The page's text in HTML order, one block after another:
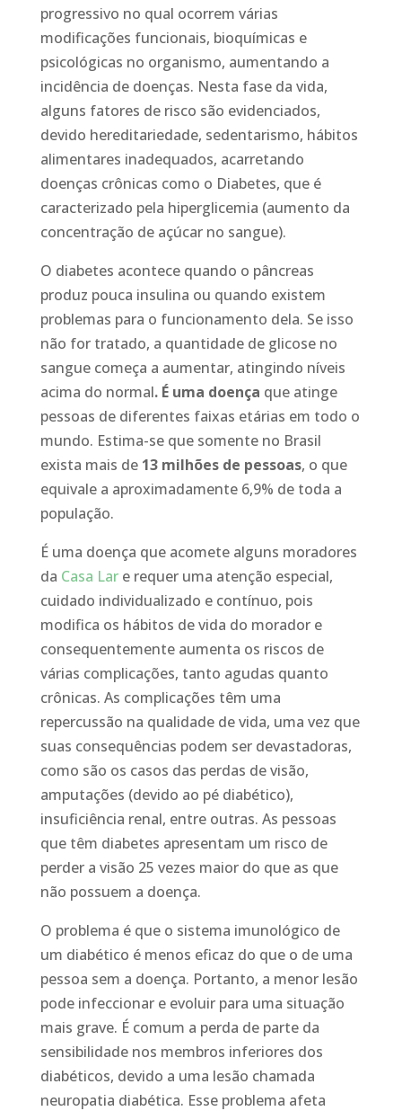
progressivo no qual ocorrem várias
modificações funcionais, bioquímicas e
psicológicas no organismo, aumentando a
incidência de doenças. Nesta fase da vida,
alguns fatores de risco são evidenciados,
devido hereditariedade, sedentarismo, hábitos
alimentares inadequados, acarretando
doenças crônicas como o Diabetes, que é
caracterizado pela hiperglicemia (aumento da
concentração de açúcar no sangue).
O diabetes acontece quando o pâncreas
produz pouca insulina ou quando existem
problemas para o funcionamento dela. Se isso
não for tratado, a quantidade de glicose no
sangue começa a aumentar, atingindo níveis
acima do normal. É uma doença que atinge
pessoas de diferentes faixas etárias em todo o
mundo. Estima-se que somente no Brasil
exista mais de 13 milhões de pessoas, o que
equivale a aproximadamente 6,9% de toda a
população.
É uma doença que acomete alguns moradores
da Casa Lare requer uma atenção especial,
cuidado individualizado e contínuo, pois
modifica os hábitos de vida do morador e
consequentemente aumenta os riscos de
várias complicações, tanto agudas quanto
crônicas. As complicações têm uma
repercussão na qualidade de vida, uma vez que
suas consequências podem ser devastadoras,
como são os casos das perdas de visão,
amputações (devido ao pé diabético),
insuficiência renal, entre outras. As pessoas
que têm diabetes apresentam um risco de
perder a visão 25 vezes maior do que as que
não possuem a doença.
O problema é que o sistema imunológico de
um diabético é menos eficaz do que o de uma
pessoa sem a doença. Portanto, a menor lesão
pode infeccionar e evoluir para uma situação
mais grave. É comum a perda de parte da
sensibilidade nos membros inferiores dos
diabéticos, devido a uma lesão chamada
neuropatia diabética. Esse problema afeta